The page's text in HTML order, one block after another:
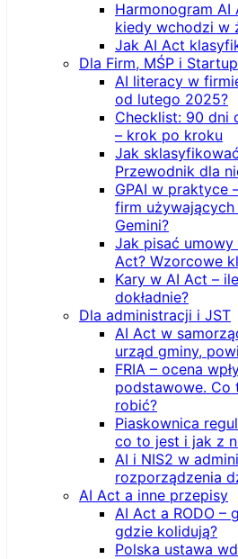
Harmonogram
kiedy wchodzi w
Jak AI Act
Dla Firm, MŚP i
AI literacy w
od lutego 2025?
Checklist: 90 dni
– krok po kroku
Jak
Przewodnik dla
GPAI w praktyce
firm używających
Gemini?
Jak pisać
Act? Wzorcowe
Kary w AI Act –
dokładnie?
Dla administracji i JST
AI Act w
urząd gminy,
FRIA – ocena
podstawowe. Co
robić?
Piaskownica
co to jest i jak z
AI i NIS2 w
rozporządzenia
AI Act a inne przepisy
AI Act a RODO –
gdzie kolidują?
Polska ustawa